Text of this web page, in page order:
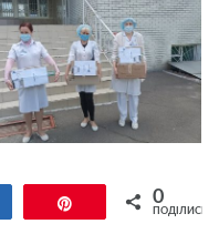
Поділитися 0
ПОДІЛИСЬ